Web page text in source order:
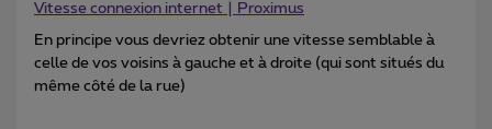
Vitesse connexion internet | Proximus
En principe vous devriez obtenir une vitesse semblable à
celle de vos voisins à gauche et à droite (qui sont situés du
même côté de la rue)